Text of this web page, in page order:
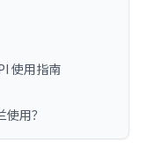
使用指南
用？